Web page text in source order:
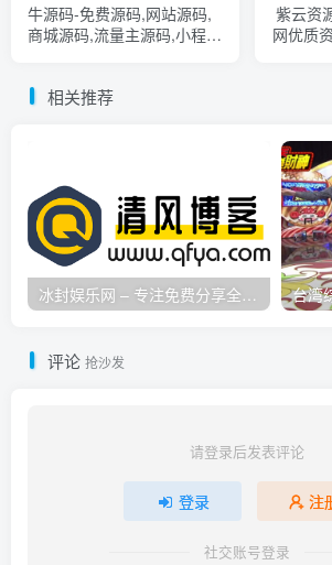
牛源码-免费源码,网站源码,
商城源码,流量主源码,小程序
播源码
紫云资
网优质
相关推荐
冰封娱乐网 – 专注免费分享全网优质资源,活动线报,实用软件,技术教程等内容标签
评论 抢沙发
请登录后发表评论
登录 注
社交账号登录